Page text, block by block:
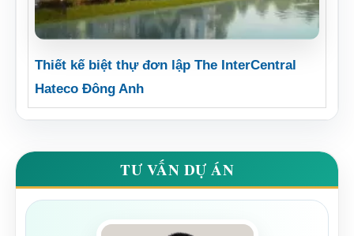
Thiết kế biệt thự đơn lập The InterCentral
Hateco Đông Anh
TƯ VẤN DỰ ÁN